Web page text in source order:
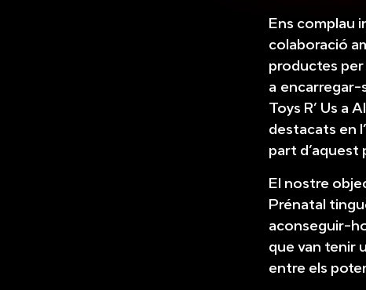
Ens complau
colaboració
productes per
a encarregar-
Toys R’ Us a
destacats en
part d’aquest
El nostre
Prénatal
aconseguir-
que van tenir
entre els